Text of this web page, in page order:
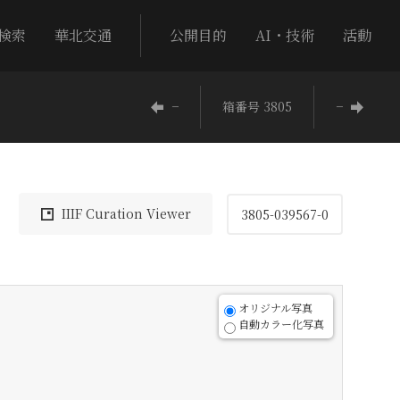
索 華北交通 公開目的 AI・技術 活動
− 箱番号 3805 −
IIIF Curation Viewer 3805-039567-0
オリジナル写真
自動カラー化写真